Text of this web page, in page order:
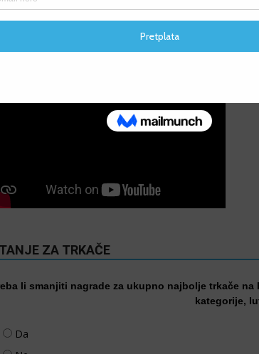
ZA TRKAČE
li smanjiti nagrade za ukupno najbolje trkače
kategorije,
Da